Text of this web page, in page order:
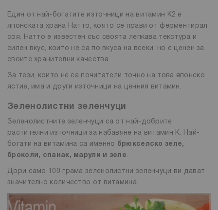
Един от най-богатите източници на витамин К2 е
японската храна Натто, която се прави от ферментирал
соя. Натто е известен със своята лепкава текстура и
силен вкус, които не са по вкуса на всеки, но е ценен за
своите хранителни качества.
За тези, които не са почитатели точно на това японско
ястие, има и други източници на ценния витамин.
Зеленолистни зеленчуци
Зеленолистните зеленчуци са от най-добрите
растителни източници за набавяне на витамин К. Най-
богати на витамина са именно брюкселско зеле,
броколи, спанак, марули и зеле.
Дори само 100 грама зеленолистни зеленчуци ви дават
значително количество от витамина.